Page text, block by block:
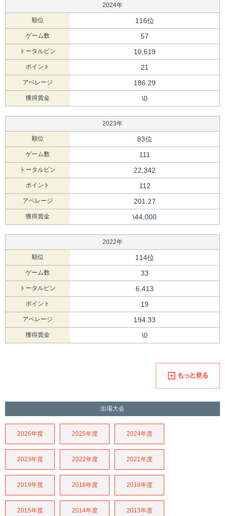
2024年
順位 116位
ゲーム数 57
トータルピン 10,619
ポイント 21
アベレージ 186.29
獲得賞金 \0
2023年
順位 83位
ゲーム数 111
トータルピン 22,342
ポイント 112
アベレージ 201.27
獲得賞金 \44,000
2022年
順位 114位
ゲーム数 33
トータルピン 6,413
ポイント 19
アベレージ 194.33
獲得賞金 \0
出場大会
2026年度 2025年度 2024年度
2023年度 2022年度 2021年度
2019年度 2018年度 2016年度
2015年度 2014年度 2013年度